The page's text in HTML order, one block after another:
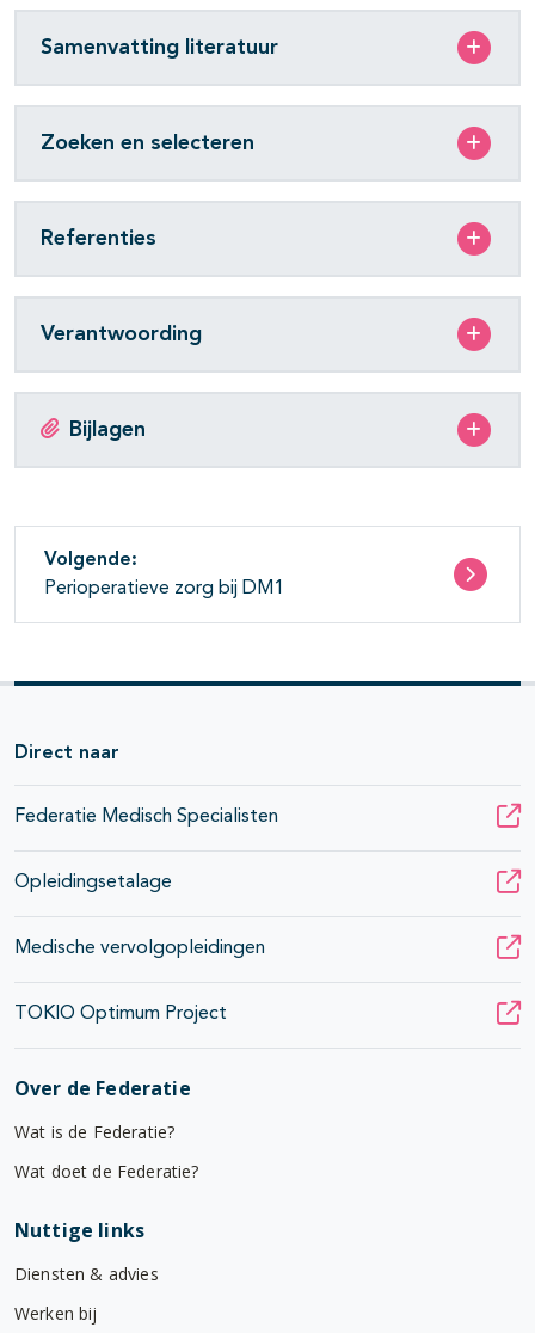
Samenvatting literatuur
Zoeken en selecteren
Referenties
Verantwoording
Bijlagen
Volgende:
Perioperatieve zorg bij DM1
Direct naar
Federatie Medisch Specialisten
Opleidingsetalage
Medische vervolgopleidingen
TOKIO Optimum Project
Over de Federatie
Wat is de Federatie?
Wat doet de Federatie?
Nuttige links
Diensten & advies
Werken bij